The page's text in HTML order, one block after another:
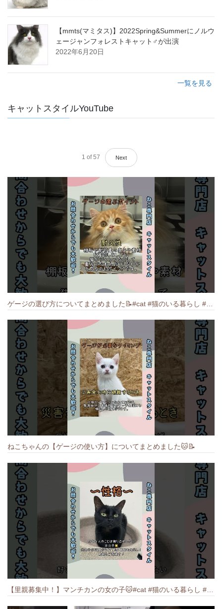
【mmts(マミタス)】2022Spring&Summerにノルウ
ェージャンフォレストキャット♂が出演
2022年6月20日
一覧を見る
キャットスタイルYouTube
1 of 57 Next
ねこちゃんの【ゲージの使い方】についてまとめました️🐱📝